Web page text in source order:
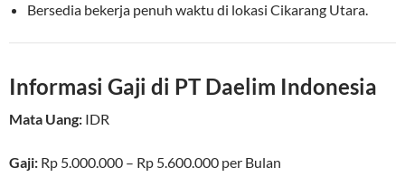
Bersedia bekerja penuh waktu di lokasi Cikarang Utara.
Informasi Gaji di PT Daelim Indonesia
Mata Uang: IDR
Gaji: Rp 5.000.000 – Rp 5.600.000 per Bulan